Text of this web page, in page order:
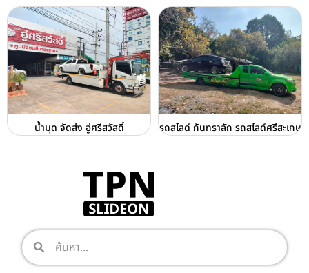
น้ำมุด จัดส่ง อู่ศรีสวัสดิ์ รถสไลด์ กันทราลัก รถสไลด์ศรีสะเกษ